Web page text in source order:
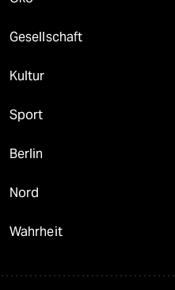
Gesellschaft
Kultur
Sport
Berlin
Nord
Wahrheit